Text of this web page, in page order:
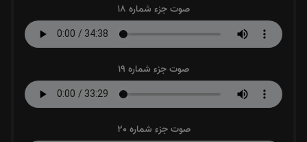
صوت جزء شماره 18
صوت جزء شماره 19
صوت جزء شماره 20